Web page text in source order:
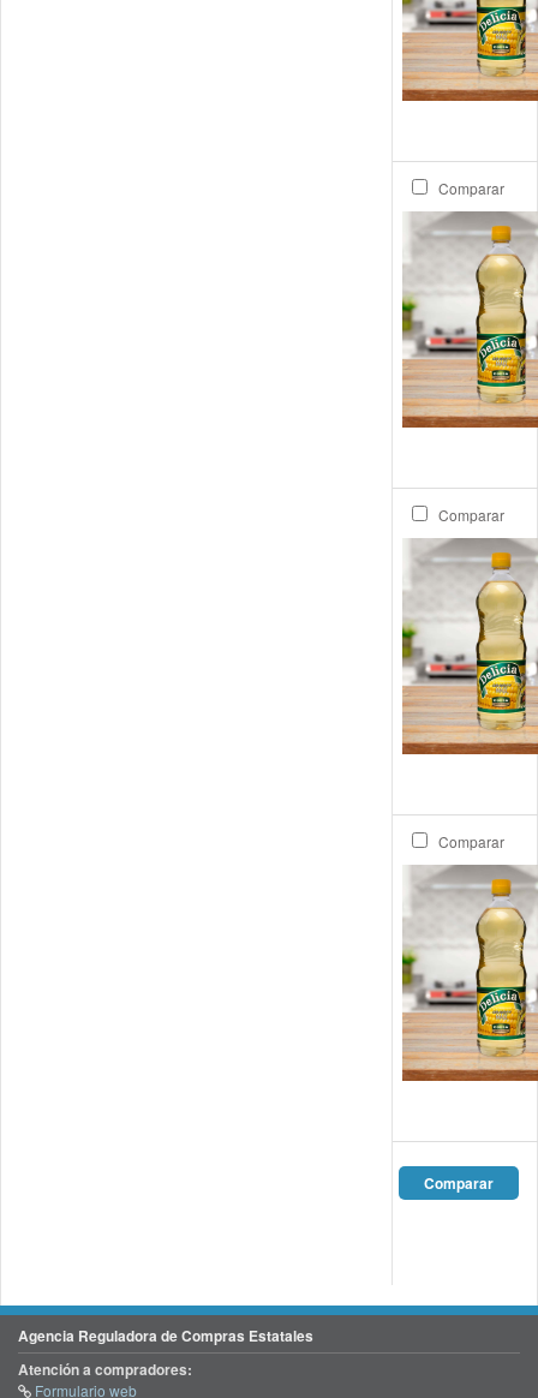
Comparar
Comparar
Comparar
Agencia Reguladora de Compras Estatales
Atención a compradores:
Formulario web